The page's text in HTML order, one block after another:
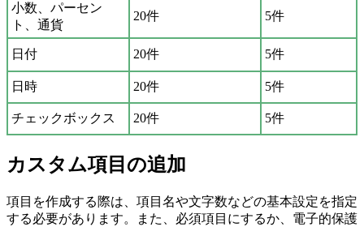
小数、パーセン
ト、通貨
20件 5件
日付 20件 5件
日時 20件 5件
チェックボックス 20件 5件
カスタム項目の追加
項目を作成する際は、項目名や文字数などの基本設定を指定
する必要があります。また、必須項目にするか、電子的保護